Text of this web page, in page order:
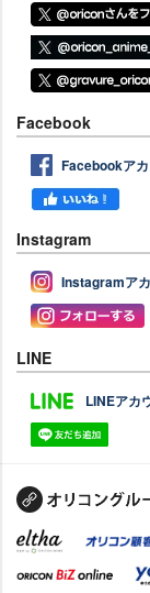
Facebook
Facebookア
Instagram
Instagramア
LINE
LINEアカ